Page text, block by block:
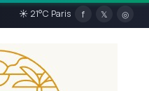
☀ 21°C Paris f 𝕏 ◎